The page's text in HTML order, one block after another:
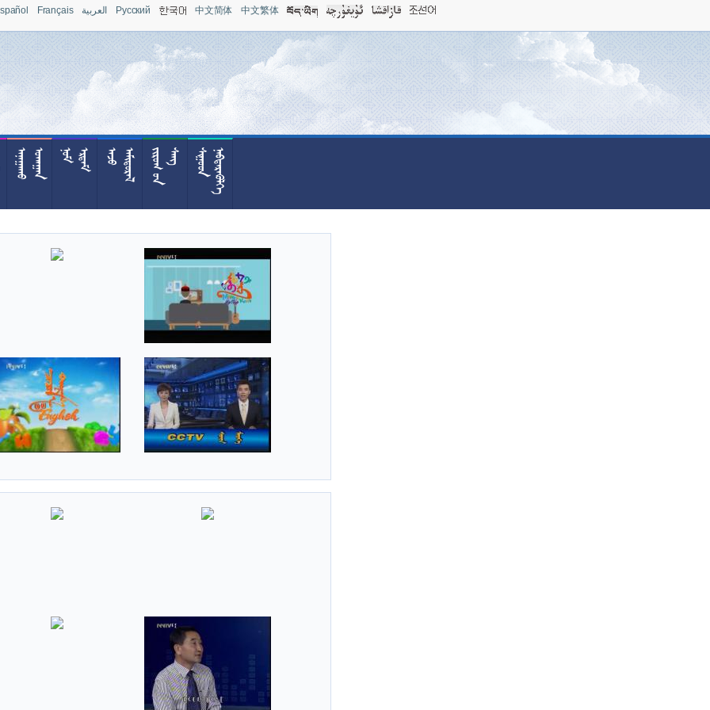
Français العربية Pусский 中文简体 中文繁体











  





  








  







 














